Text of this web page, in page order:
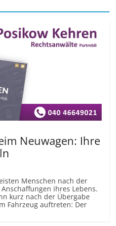
Neuwagen: Ihre
Menschen nach der
ihres Lebens.
kurz nach der Übergabe
Fahrzeug auftreten: Der